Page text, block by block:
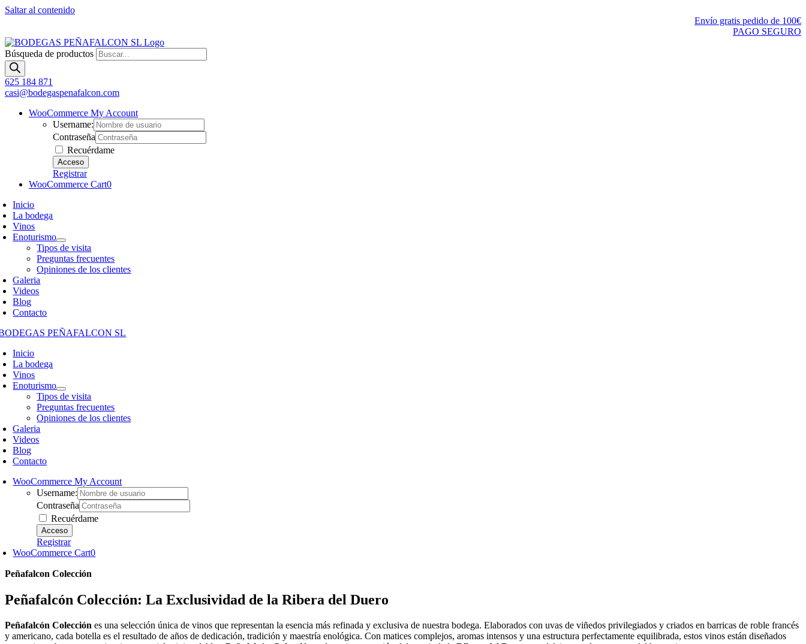
Saltar al contenido
Envío gratis pedido de 100€
PAGO SEGURO
Búsqueda de productos
625 184 871
casi@bodegaspenafalcon.com
WooCommerce My Account
Username:
Contraseña
Recuérdame
Registrar
WooCommerce Cart0
Inicio
La bodega
Vinos
Enoturismo
Tipos de visita
Preguntas frecuentes
Opiniones de los clientes
Galeria
Videos
Blog
Contacto
Inicio
La bodega
Vinos
Enoturismo
Tipos de visita
Preguntas frecuentes
Opiniones de los clientes
Galeria
Videos
Blog
Contacto
WooCommerce My Account
Username:
Contraseña
Recuérdame
Registrar
WooCommerce Cart0
Peñafalcon Colección
Peñafalcón Colección: La Exclusividad de la Ribera del Duero
Peñafalcón Colección es una selección única de vinos que representan la esencia más refinada y exclusiva de nuestra bodega. Elaborados con uvas de viñedos privilegiados y criados en barricas de roble francés
y americano, cada botella es el resultado de años de dedicación, tradición y maestría enológica. Con matices complejos, aromas intensos y una estructura perfectamente equilibrada, estos vinos están diseñados